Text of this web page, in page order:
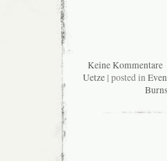
Keine Kommentare
Uetze | posted in
Burns